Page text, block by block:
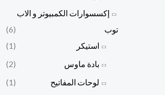
إكسسوارات الكمبيوتر و الاب
توب
(6)
استيكر
(1)
بادة ماوس
(2)
لوحات المفاتيح
(1)